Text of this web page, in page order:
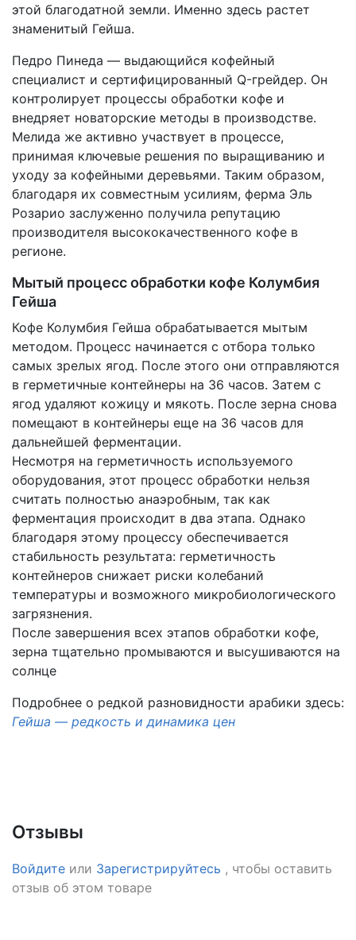
этой благодатной земли. Именно здесь растет
знаменитый Гейша.
Педро Пинеда — выдающийся кофейный
специалист и сертифицированный Q-грейдер. Он
контролирует процессы обработки кофе и
внедряет новаторские методы в производстве.
Мелида же активно участвует в процессе,
принимая ключевые решения по выращиванию и
уходу за кофейными деревьями. Таким образом,
благодаря их совместным усилиям, ферма Эль
Розарио заслуженно получила репутацию
производителя высококачественного кофе в
регионе.
Мытый процесс обработки кофе Колумбия
Гейша
Кофе Колумбия Гейша обрабатывается мытым
методом. Процесс начинается с отбора только
самых зрелых ягод. После этого они отправляются
в герметичные контейнеры на 36 часов. Затем с
ягод удаляют кожицу и мякоть. После зерна снова
помещают в контейнеры еще на 36 часов для
дальнейшей ферментации.
Несмотря на герметичность используемого
оборудования, этот процесс обработки нельзя
считать полностью анаэробным, так как
ферментация происходит в два этапа. Однако
благодаря этому процессу обеспечивается
стабильность результата: герметичность
контейнеров снижает риски колебаний
температуры и возможного микробиологического
загрязнения.
После завершения всех этапов обработки кофе,
зерна тщательно промываются и высушиваются на
солнце
Подробнее о редкой разновидности арабики здесь:
Гейша — редкость и динамика цен
Отзывы
Войдите или Зарегистрируйтесь , чтобы оставить
отзыв об этом товаре